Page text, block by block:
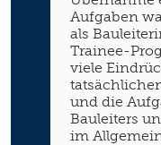
Aufgaben
als
Trainee-
viele
und die
Bauleiters
im